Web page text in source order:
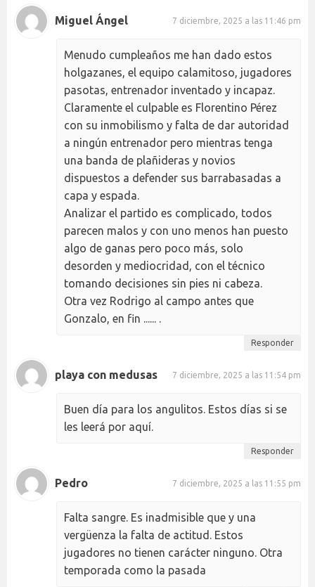
Miguel Ángel 7 diciembre, 2025 a las 11:46 pm
Menudo cumpleaños me han dado estos
holgazanes, el equipo calamitoso, jugadores
pasotas, entrenador inventado y incapaz.
Claramente el culpable es Florentino Pérez
con su inmobilismo y falta de dar autoridad
a ningún entrenador pero mientras tenga
una banda de plañideras y novios
dispuestos a defender sus barrabasadas a
capa y espada.
Analizar el partido es complicado, todos
parecen malos y con uno menos han puesto
algo de ganas pero poco más, solo
desorden y mediocridad, con el técnico
tomando decisiones sin pies ni cabeza.
Otra vez Rodrigo al campo antes que
Gonzalo, en fin ...... .
Responder
playa con medusas 7 diciembre, 2025 a las 11:54 pm
Buen día para los angulitos. Estos días si se
les leerá por aquí.
Responder
Pedro 7 diciembre, 2025 a las 11:55 pm
Falta sangre. Es inadmisible que y una
vergüenza la falta de actitud. Estos
jugadores no tienen carácter ninguno. Otra
temporada como la pasada